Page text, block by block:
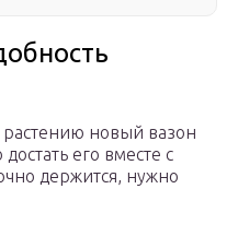
новый вазон
его вместе с
держится, нужно